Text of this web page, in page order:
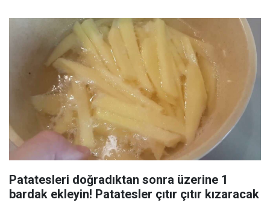
Patatesleri doğradıktan sonra üzerine 1
bardak ekleyin! Patatesler çıtır çıtır kızaracak